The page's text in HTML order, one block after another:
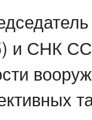
и СНК